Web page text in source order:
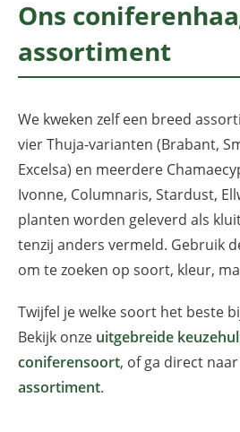
Ons
assortiment
We kweken zelf een breed
vier Thuja-varianten (Brabant,
Excelsa) en meerdere
Ivonne, Columnaris, Stardust,
planten worden geleverd als
tenzij anders vermeld. Gebruik
om te zoeken op soort, kleur,
Twijfel je welke soort het beste
Bekijk onze uitgebreide
coniferensoort, of ga direct
assortiment.